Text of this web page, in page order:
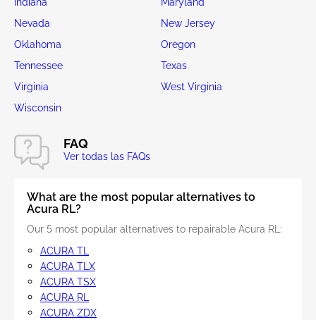
Indiana
Maryland
Nevada
New Jersey
Oklahoma
Oregon
Tennessee
Texas
Virginia
West Virginia
Wisconsin
FAQ
Ver todas las FAQs
What are the most popular alternatives to
Acura RL?
Our 5 most popular alternatives to repairable Acura RL:
ACURA TL
ACURA TLX
ACURA TSX
ACURA RL
ACURA ZDX